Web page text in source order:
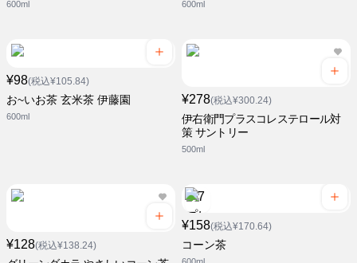
600ml 600ml
¥98(税込¥105.84)
お~いお茶 玄米茶 伊藤園
600ml
¥278(税込¥300.24)
伊右衛門プラスコレステロール対
策 サントリー
500ml
¥128(税込¥138.24)
¥158(税込¥170.64)
コーン茶